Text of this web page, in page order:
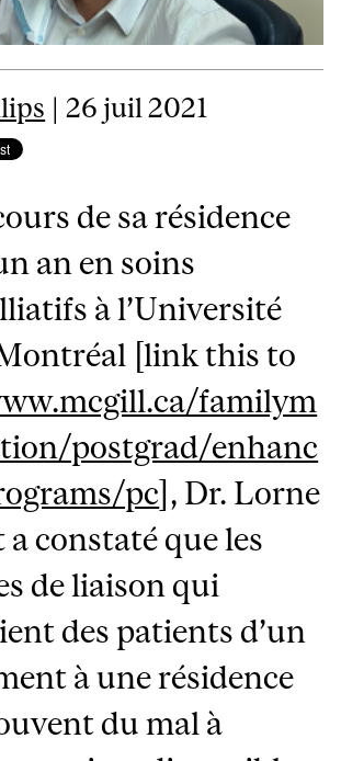
| 26 juil 2021
de sa résidence
an en soins
à l’Université
[link this to
familym
postgrad/enhanc
pc], Dr. Lorne
constaté que les
de liaison qui
des patients d’un
à une résidence
du mal à